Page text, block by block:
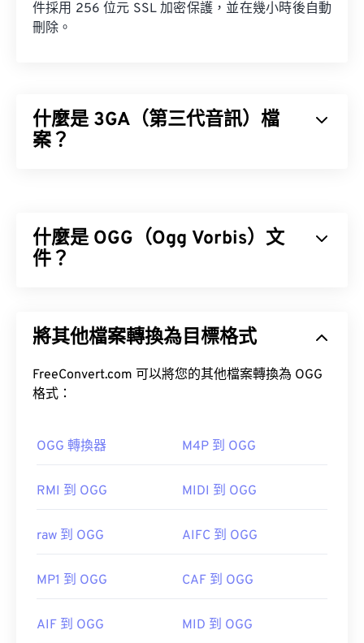
件採用 256 位元 SSL 加密保護，並在幾小時後自動
刪除。
什麼是 3GA（第三代音訊）檔
案？
針對窄頻訊號，因此不適合用於音樂檔案。
預設情況下，3GA 檔案會在VLC 媒體播放器
Mac
大多數手機的錄音機應用程式也能開啟 3GA 檔案。
由於 3GA 檔案常用於彩信，因此大多數 3G 行動裝
括 Media Player Classic、RealPlayer 和 MPlayer。
名，新增副檔名“3GP”，然後再次嘗試開啟。
開發者： 第三代合作夥伴計畫 (3GPP)
https://en.wikipedia.org/wiki/Adaptive_Multi-
什麼是 OGG（Ogg Vorbis）文
件？
專利、免版稅的編碼方案。與MP3檔案一樣，OGG
藝人和曲目標題資訊。
如何開啟 OGG 檔案？
實用連結：
https://xiph.org/vorbis/
將其他檔案轉換為目標格式
FreeConvert.com 可以將您的其他檔案轉換為 OGG
格式：
OGG 轉換器 M4P 到 OGG
RMI 到 OGG MIDI 到 OGG
raw 到 OGG AIFC 到 OGG
MP1 到 OGG CAF 到 OGG
AIF 到 OGG MID 到 OGG